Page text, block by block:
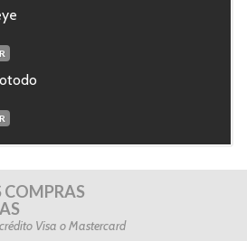
COMPRAS
Visa o Mastercard